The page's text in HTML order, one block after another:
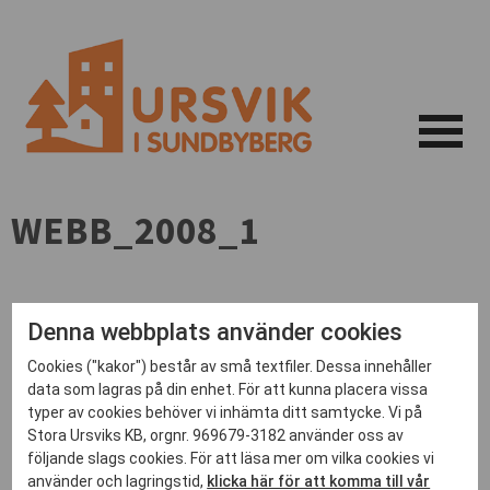
WEBB_2008_1
Denna webbplats använder cookies
Cookies ("kakor") består av små textfiler. Dessa innehåller
data som lagras på din enhet. För att kunna placera vissa
typer av cookies behöver vi inhämta ditt samtycke. Vi på
Stora Ursviks KB, orgnr. 969679-3182 använder oss av
följande slags cookies. För att läsa mer om vilka cookies vi
använder och lagringstid, klicka här för att komma till vår